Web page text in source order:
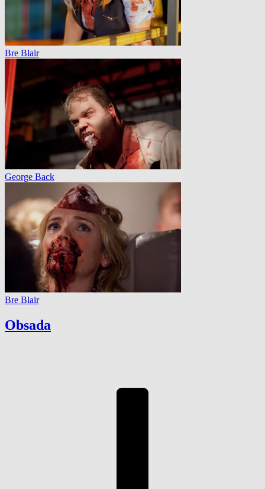
Bre Blair
George Back
Bre Blair
Obsada